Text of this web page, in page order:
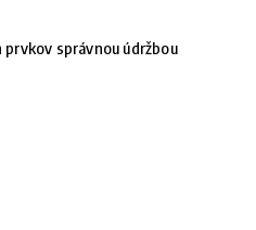
správnou údržbou